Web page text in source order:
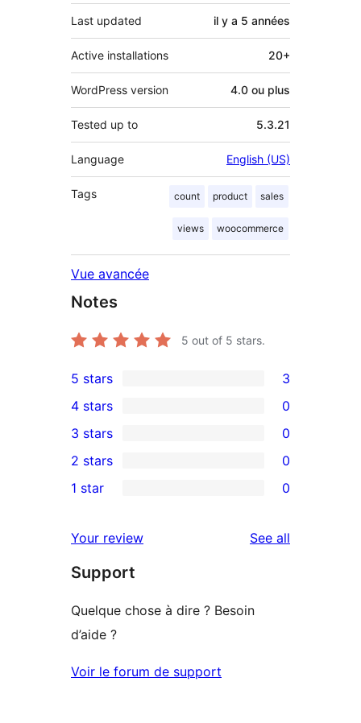
Last updated il y a 5 années
Active installations 20+
WordPress version 4.0 ou plus
Tested up to 5.3.21
Language English (US)
Tags count product sales
views woocommerce
Vue avancée
Notes
5 out of 5 stars.
3
5-
star
reviews
5 stars 3
4-
star
reviews
4 stars 0
0
3-
star
3 stars 0
2-
reviews
2 stars 0
star
reviews
1 star 0
Your review See all
Support
Quelque chose à dire ? Besoin
d’aide ?
Voir le forum de support